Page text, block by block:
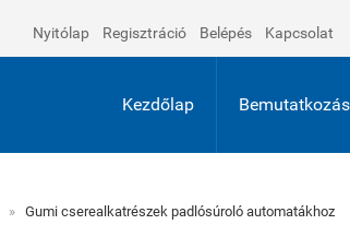
Nyitólap Regisztráció Belépés Kapcsolat
Kezdőlap Bemutatkozás
» Gumi cserealkatrészek padlósúroló automatákhoz